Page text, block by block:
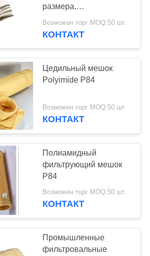
для
из
мешок из
45
размера,
изготовленные из
фильтровальной ткани
промышленных систем
пылеулавливания и
Возможен торг MOQ:50 шт.
КОНТАКТ
Цедильный мешок
Polyimide P84
Возможен торг MOQ:50 шт.
КОНТАКТ
Полиамидный
фильтрующий мешок
P84
Возможен торг MOQ:50 шт.
КОНТАКТ
Промышленные
фильтровальные